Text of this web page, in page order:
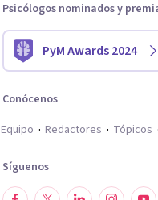
Psicólogos nominados y
PyM Awards 2024
Conócenos
Equipo
Redactores Tópicos
Síguenos